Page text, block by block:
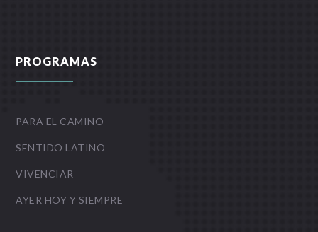
PROGRAMAS
PARA EL CAMINO
SENTIDO LATINO
VIVENCIAR
AYER HOY Y SIEMPRE